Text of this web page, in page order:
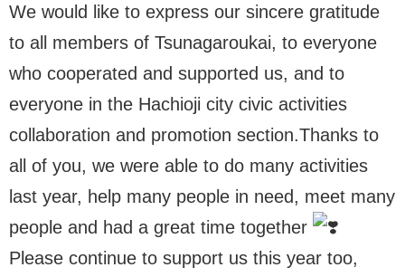
We would like to express our sincere gratitude
to all members of Tsunagaroukai, to everyone
who cooperated and supported us, and to
everyone in the Hachioji city civic activities
collaboration and promotion section.Thanks to
all of you, we were able to do many activities
last year, help many people in need, meet many
people and had a great time together
Please continue to support us this year too,